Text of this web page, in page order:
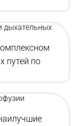
дыхательных
путей по